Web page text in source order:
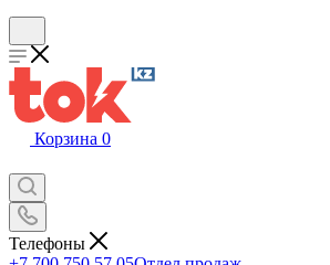
Корзина 0
Телефоны